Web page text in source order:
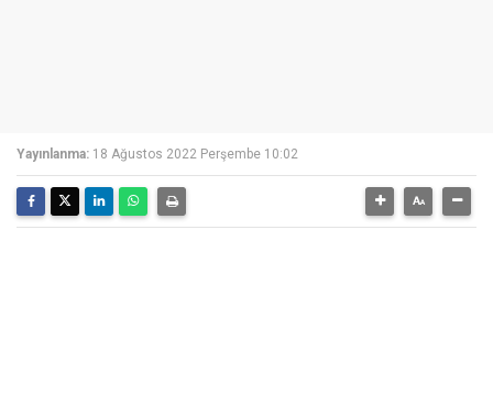
Yayınlanma: 18 Ağustos 2022 Perşembe 10:02